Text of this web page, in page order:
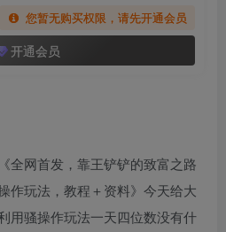
您暂无购买权限，请先开通会员
开通会员
全网首发，靠王铲铲的致富之路
作玩法，教程＋资料》今天给大
用骚操作玩法一天四位数没有什